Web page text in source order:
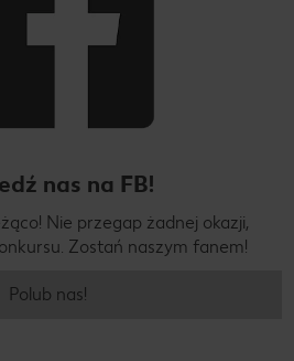
nas na FB!
Nie przegap żadnej okazji,
Zostań naszym fanem!
Polub nas!